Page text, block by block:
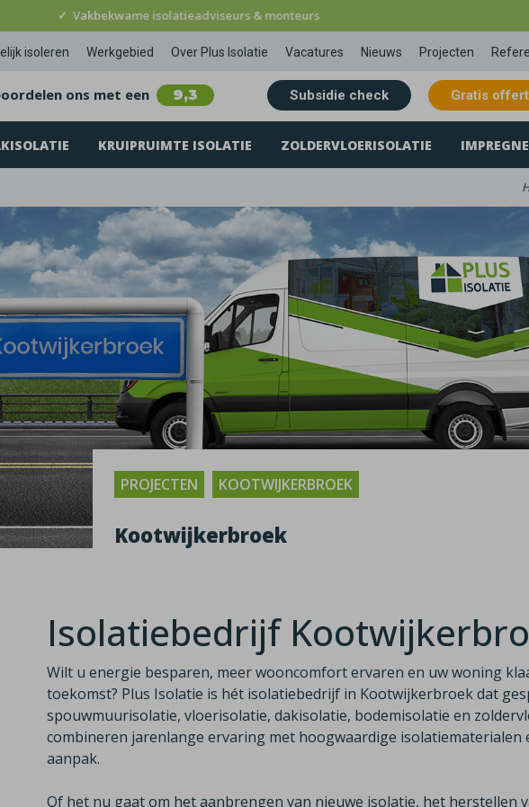
✓ Vakbekwame isolatieadviseurs & monteurs
isoleren Werkgebied Over Plus Isolatie Vacatures Nieuws Projecten
ons met een 9,3 Subsidie check Gratis
KRUIPRUIMTE ISOLATIE ZOLDERVLOERISOLATIE
PROJECTEN KOOTWIJKERBROEK
Kootwijkerbroek
Isolatiebedrijf
Wilt u energie besparen, meer wooncomfort ervaren en uw woning
toekomst? Plus Isolatie is hét isolatiebedrijf in Kootwijkerbroek dat
spouwmuurisolatie, vloerisolatie, dakisolatie, bodemisolatie en
combineren jarenlange ervaring met hoogwaardige isolatiematerialen
aanpak.
Of het nu gaat om het aanbrengen van nieuwe isolatie, het herstellen